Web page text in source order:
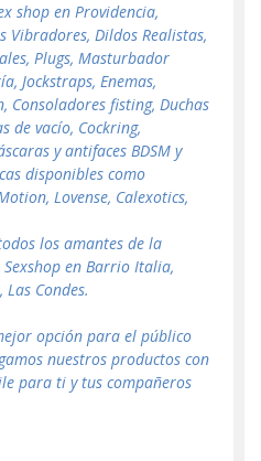
shop en Providencia,
Vibradores, Dildos Realistas,
Plugs, Masturbador
Jockstraps, Enemas,
Consoladores fisting, Duchas
de vacío, Cockring,
y antifaces BDSM y
disponibles como
Lovense, Calexotics,
los amantes de la
en Barrio Italia,
Condes.
opción para el público
nuestros productos con
para ti y tus compañeros